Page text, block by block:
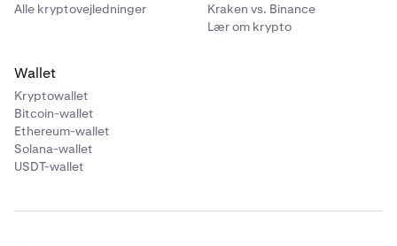
Alle kryptovejledninger
Kraken vs. Binance
Lær om krypto
Wallet
Kryptowallet
Bitcoin-wallet
Ethereum-wallet
Solana-wallet
USDT-wallet